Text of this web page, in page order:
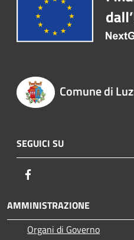
Comune di
SEGUICI SU
AMMINISTRAZIONE
Organi di Governo